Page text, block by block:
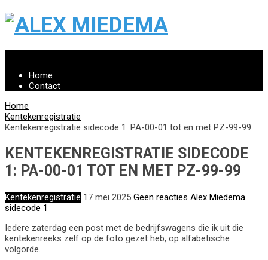
Home
Contact
Home
Kentekenregistratie
Kentekenregistratie sidecode 1: PA-00-01 tot en met PZ-99-99
KENTEKENREGISTRATIE SIDECODE
1: PA-00-01 TOT EN MET PZ-99-99
Kentekenregistratie 17 mei 2025 Geen reacties Alex Miedema
sidecode 1
Iedere zaterdag een post met de bedrijfswagens die ik uit die
kentekenreeks zelf op de foto gezet heb, op alfabetische
volgorde.